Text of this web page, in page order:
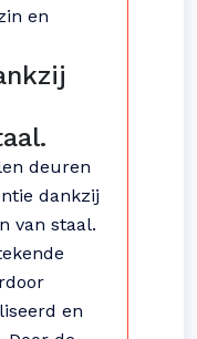
en
deuren
dankzij
van staal.
en